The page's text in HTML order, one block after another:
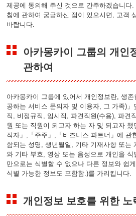
제공에 동의해 주신 것으로 간주하겠습니다
침에 관하여 궁금하신 점이 있으시면, 고객
바랍니다.
아카몽카이 그룹의 개인
관하여
아카몽카이 그룹에 있어서 개인정보란, 생
공하는 서비스 문의자 및 이용자, 그 가족)
직, 비정규직, 임시직, 파견직원(수용), 파견
원 또는 직원이 되고자 하는 자 및 되고자 했
직자」,「주주」,「비즈니스 파트너」에 관
함되는 성명, 생년월일, 기타 기재사항 또는
와 기타 부호, 영상 또는 음성으로 개인을
만으로는 식별할 수 없으나 다른 정보와 쉽
식별 가능한 정보도 포함함.)를 가리킵니다.
개인정보 보호를 위한 노